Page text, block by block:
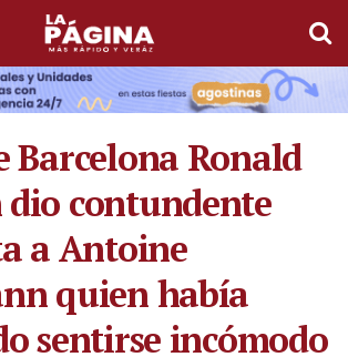
Barcelona Ronald
dio contundente
a Antoine
quien había
sentirse incómodo